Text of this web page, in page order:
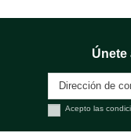
Únete
Acepto las